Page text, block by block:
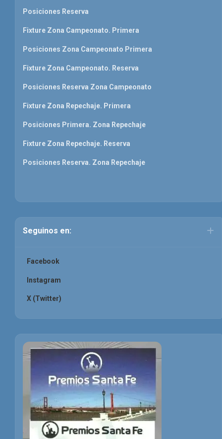
Posiciones Reserva
Fixture Zona Campeonato. Primera
Posiciones Zona Campeonato Primera
Fixture Zona Campeonato. Reserva
Posiciones Reserva Zona Campeonato
Fixture Zona Repechaje. Primera
Posiciones Primera. Zona Repechaje
Fixture Zona Repechaje. Reserva
Posiciones Reserva. Zona Repechaje
Seguinos en:
Facebook
Instagram
X (Twitter)